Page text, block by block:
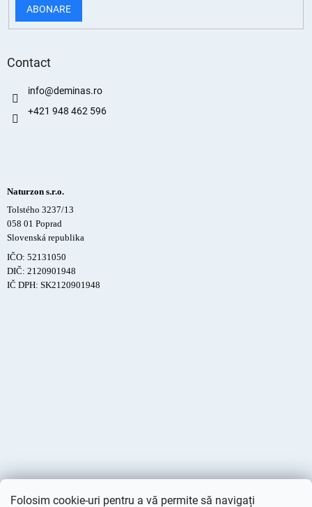
Folosim cookie-uri pentru a vă permite să navigați
ABONARE
Contact
info@deminas.ro
+421 948 462 596
Naturzon s.r.o.
Tolstého 3237/13
058 01 Poprad
Slovenská republika
IČO: 52131050
DIČ: 2120901948
IČ DPH: SK2120901948